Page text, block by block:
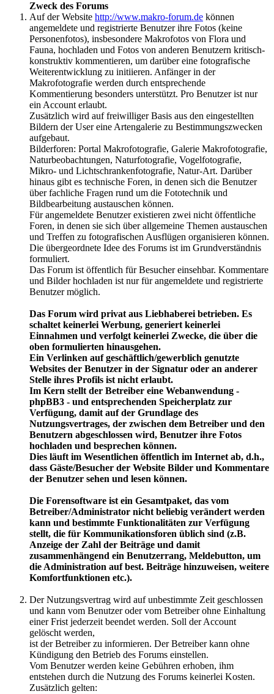
Zweck des Forums
Auf der Website http://www.makro-forum.de können
angemeldete und registrierte Benutzer ihre Fotos (keine
Personenfotos), insbesondere Makrofotos von Flora und
Fauna, hochladen und Fotos von anderen Benutzern kritisch-
konstruktiv kommentieren, um darüber eine fotografische
Weiterentwicklung zu initiieren. Anfänger in der
Makrofotografie werden durch entsprechende
Kommentierung besonders unterstützt. Pro Benutzer ist nur
ein Account erlaubt.
Zusätzlich wird auf freiwilliger Basis aus den eingestellten
Bildern der User eine Artengalerie zu Bestimmungszwecken
aufgebaut.
Bilderforen: Portal Makrofotografie, Galerie Makrofotografie,
Naturbeobachtungen, Naturfotografie, Vogelfotografie,
Mikro- und Lichtschrankenfotografie, Natur-Art. Darüber
hinaus gibt es technische Foren, in denen sich die Benutzer
über fachliche Fragen rund um die Fototechnik und
Bildbearbeitung austauschen können.
Für angemeldete Benutzer existieren zwei nicht öffentliche
Foren, in denen sie sich über allgemeine Themen austauschen
und Treffen zu fotografischen Ausflügen organisieren können.
Die übergeordnete Idee des Forums ist im Grundverständnis
formuliert.
Das Forum ist öffentlich für Besucher einsehbar. Kommentare
und Bilder hochladen ist nur für angemeldete und registrierte
Benutzer möglich.
Das Forum wird privat aus Liebhaberei betrieben. Es
schaltet keinerlei Werbung, generiert keinerlei
Einnahmen und verfolgt keinerlei Zwecke, die über die
oben formulierten hinausgehen.
Ein Verlinken auf geschäftlich/gewerblich genutzte
Websites der Benutzer in der Signatur oder an anderer
Stelle ihres Profils ist nicht erlaubt.
Im Kern stellt der Betreiber eine Webanwendung -
phpBB3 - und entsprechenden Speicherplatz zur
Verfügung, damit auf der Grundlage des
Nutzungsvertrages, der zwischen dem Betreiber und den
Benutzern abgeschlossen wird, Benutzer ihre Fotos
hochladen und besprechen können.
Dies läuft im Wesentlichen öffentlich im Internet ab, d.h.,
dass Gäste/Besucher der Website Bilder und Kommentare
der Benutzer sehen und lesen können.
Die Forensoftware ist ein Gesamtpaket, das vom
Betreiber/Administrator nicht beliebig verändert werden
kann und bestimmte Funktionalitäten zur Verfügung
stellt, die für Kommunikationsforen üblich sind (z.B.
Anzeige der Zahl der Beiträge und damit
zusammenhängend ein Benutzerrang, Meldebutton, um
die Administration auf best. Beiträge hinzuweisen, weitere
Komfortfunktionen etc.).
Der Nutzungsvertrag wird auf unbestimmte Zeit geschlossen
und kann vom Benutzer oder vom Betreiber ohne Einhaltung
einer Frist jederzeit beendet werden. Soll der Account
gelöscht werden,
ist der Betreiber zu informieren. Der Betreiber kann ohne
Kündigung den Betrieb des Forums einstellen.
Vom Benutzer werden keine Gebühren erhoben, ihm
entstehen durch die Nutzung des Forums keinerlei Kosten.
Zusätzlich gelten: